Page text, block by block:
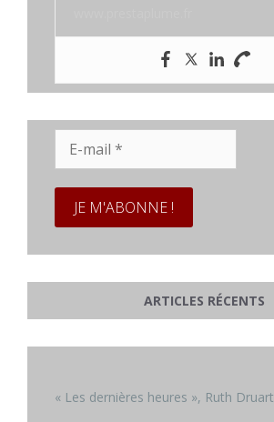
mail
ARTICLES RÉCENTS
« Les dernières heures », Ruth Druart